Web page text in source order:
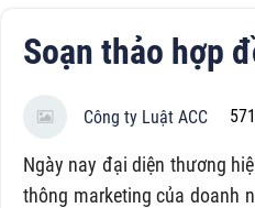
Soạn thảo hợp
Công ty Luật ACC 571
Ngày nay đại diện thương
thông marketing của doanh